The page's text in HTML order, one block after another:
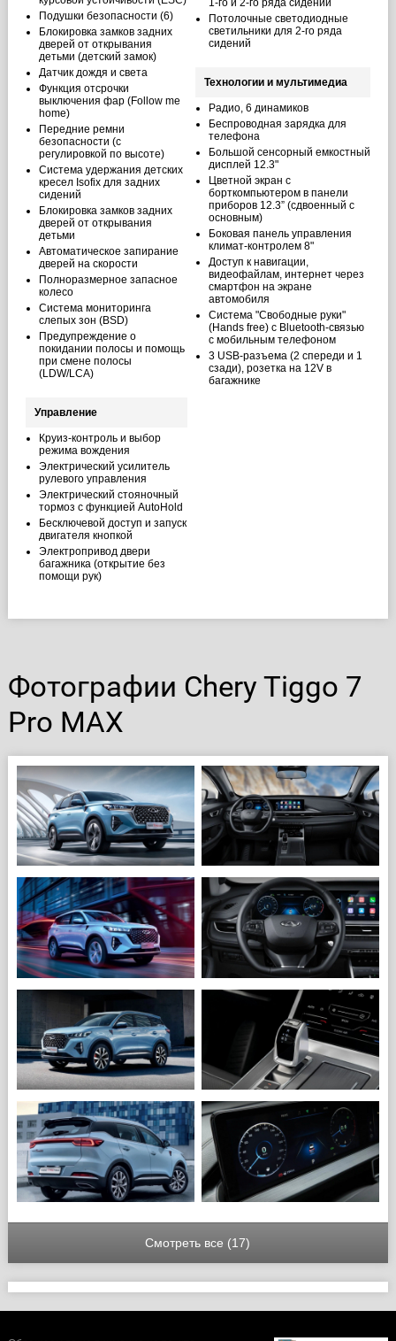
Подушки безопасности (6)
Блокировка замков задних
дверей от открывания
детьми (детский замок)
Датчик дождя и света
Функция отсрочки
выключения фар (Follow me
home)
Передние ремни
безопасности (с
регулировкой по высоте)
Система удержания детских
кресел Isofix для задних
сидений
Блокировка замков задних
дверей от открывания
детьми
Автоматическое запирание
дверей на скорости
Полноразмерное запасное
колесо
Система мониторинга
слепых зон (BSD)
Предупреждение о
покидании полосы и помощь
при смене полосы
(LDW/LCA)
Управление
Круиз-контроль и выбор
режима вождения
Электрический усилитель
рулевого управления
Электрический стояночный
тормоз с функцией AutoHold
Бесключевой доступ и запуск
двигателя кнопкой
Электропривод двери
багажника (открытие без
помощи рук)
1-го и 2-го ряда сидений
Потолочные светодиодные
светильники для 2-го ряда
сидений
Технологии и мультимедиа
Радио, 6 динамиков
Беспроводная зарядка для
телефона
Большой сенсорный емкостный
дисплей 12.3"
Цветной экран с
борткомпьютером в панели
приборов 12.3” (сдвоенный с
основным)
Боковая панель управления
климат-контролем 8"
Доступ к навигации,
видеофайлам, интернет через
смартфон на экране
автомобиля
Система "Свободные руки"
(Hands free) с Bluetoоth-связью
с мобильным телефоном
3 USB-разъема (2 спереди и 1
сзади), розетка на 12V в
багажнике
Фотографии Chery Tiggo 7
Pro MAX
Смотреть все (17)